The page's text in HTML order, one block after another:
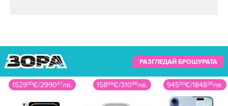
РАЗГЛЕДАЙ БРОШУРАТА
152900€/299047лв. 15899€/31096лв. 94500€/184826лв.